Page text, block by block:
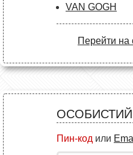
VAN GOGH
Перейти на
ОСОБИСТИЙ
Пин-код или